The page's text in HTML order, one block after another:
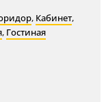
, Кабинет,
, Гостиная